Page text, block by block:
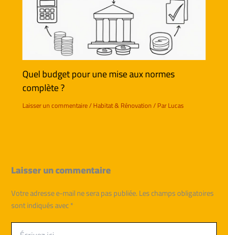
Quel budget pour une mise aux normes
complète ?
Laisser un commentaire/Habitat & Rénovation/ ParLucas
Laisser un commentaire
Votre adresse e-mail ne sera pas publiée.Les champs obligatoires
sont indiqués avec*
Écrivez